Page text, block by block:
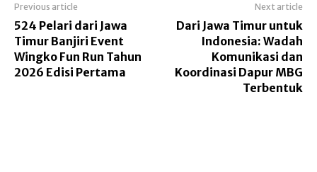
Previous article
524 Pelari dari Jawa
Timur Banjiri Event
Wingko Fun Run Tahun
2026 Edisi Pertama
Next article
Dari Jawa Timur untuk
Indonesia: Wadah
Komunikasi dan
Koordinasi Dapur MBG
Terbentuk